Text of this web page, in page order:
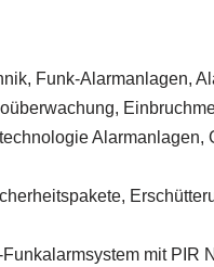
Funk-Alarmanlagen,
Alarmanlagen,
mit PIR